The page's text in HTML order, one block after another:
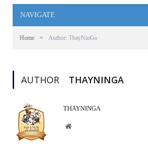
NAVIGATE
Home » Author: ThayNinGa
AUTHOR THAYNINGA
THAYNINGA
Website